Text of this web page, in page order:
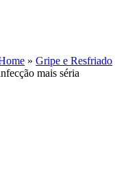
»Gripe e Resfriado
mais séria